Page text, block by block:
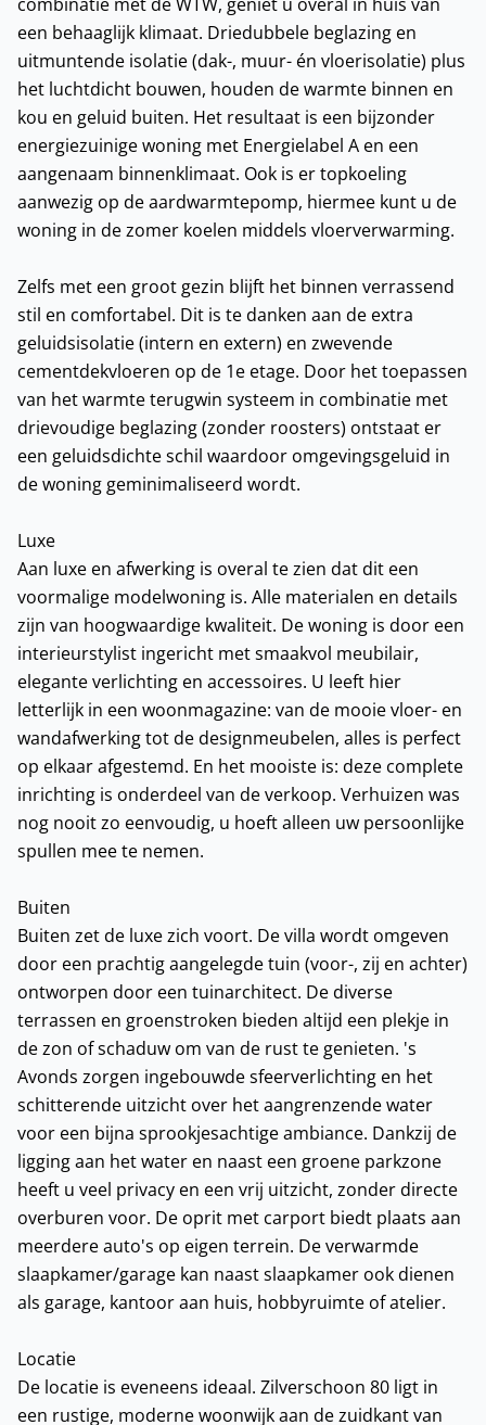
een behaaglijk klimaat. Driedubbele beglazing en
uitmuntende isolatie (dak-, muur- én vloerisolatie) plus
het luchtdicht bouwen, houden de warmte binnen en
kou en geluid buiten. Het resultaat is een bijzonder
energiezuinige woning met Energielabel A en een
aangenaam binnenklimaat. Ook is er topkoeling
aanwezig op de aardwarmtepomp, hiermee kunt u de
woning in de zomer koelen middels vloerverwarming.
Zelfs met een groot gezin blijft het binnen verrassend
stil en comfortabel. Dit is te danken aan de extra
geluidsisolatie (intern en extern) en zwevende
cementdekvloeren op de 1e etage. Door het toepassen
van het warmte terugwin systeem in combinatie met
drievoudige beglazing (zonder roosters) ontstaat er
een geluidsdichte schil waardoor omgevingsgeluid in
de woning geminimaliseerd wordt.
Luxe
Aan luxe en afwerking is overal te zien dat dit een
voormalige modelwoning is. Alle materialen en details
zijn van hoogwaardige kwaliteit. De woning is door een
interieurstylist ingericht met smaakvol meubilair,
elegante verlichting en accessoires. U leeft hier
letterlijk in een woonmagazine: van de mooie vloer- en
wandafwerking tot de designmeubelen, alles is perfect
op elkaar afgestemd. En het mooiste is: deze complete
inrichting is onderdeel van de verkoop. Verhuizen was
nog nooit zo eenvoudig, u hoeft alleen uw persoonlijke
spullen mee te nemen.
Buiten
Buiten zet de luxe zich voort. De villa wordt omgeven
door een prachtig aangelegde tuin (voor-, zij en achter)
ontworpen door een tuinarchitect. De diverse
terrassen en groenstroken bieden altijd een plekje in
de zon of schaduw om van de rust te genieten. 's
Avonds zorgen ingebouwde sfeerverlichting en het
schitterende uitzicht over het aangrenzende water
voor een bijna sprookjesachtige ambiance. Dankzij de
ligging aan het water en naast een groene parkzone
heeft u veel privacy en een vrij uitzicht, zonder directe
overburen voor. De oprit met carport biedt plaats aan
meerdere auto's op eigen terrein. De verwarmde
slaapkamer/garage kan naast slaapkamer ook dienen
als garage, kantoor aan huis, hobbyruimte of atelier.
Locatie
De locatie is eveneens ideaal. Zilverschoon 80 ligt in
een rustige, moderne woonwijk aan de zuidkant van